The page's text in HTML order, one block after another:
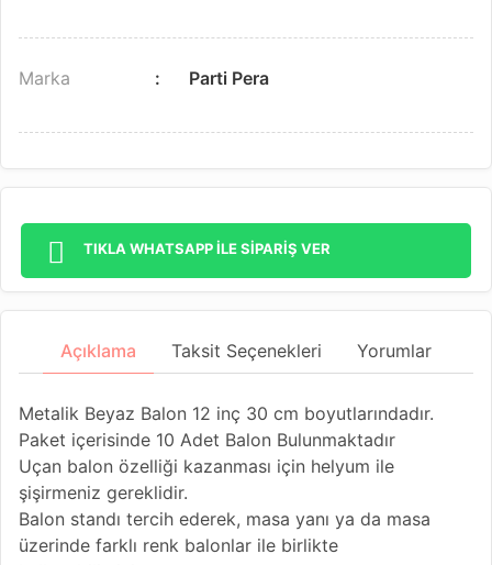
Marka Parti Pera
TIKLA WHATSAPP İLE SİPARİŞ VER
Açıklama Taksit Seçenekleri Yorumlar
Metalik Beyaz Balon 12 inç 30 cm boyutlarındadır.
Paket içerisinde 10 Adet Balon Bulunmaktadır
Uçan balon özelliği kazanması için helyum ile
şişirmeniz gereklidir.
Balon standı tercih ederek, masa yanı ya da masa
üzerinde farklı renk balonlar ile birlikte